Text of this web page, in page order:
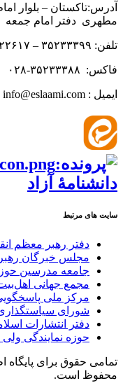
آدرس:تاکستان – بلوار
مطهری دفتر امام جمعه
تلفن: ۳۵۲۳۳۳۹۹ – ۳۵۲۲۲۶۱۷ -۰۲۸
فاکس: ۳۵۲۳۳۳۸۸-۰۲۸
ایمیل : info@eslaami.com
سایت های مرتبط
دفتر رهبر معظم
مجلس خبرگان
جامعه مدرسین
مجمع جهانی
مرکز ملی
شورای
دفتر انتشارات
حوزه نمایندگی
تمامی حقوق برای پایگاه
محفوظ است.